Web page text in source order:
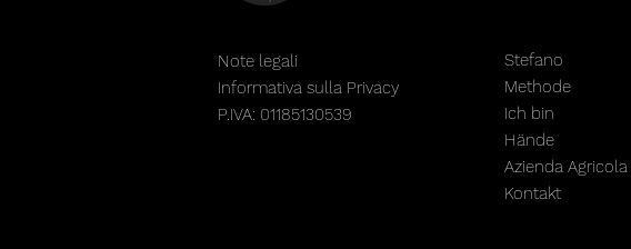
Note legali
Informativa sulla Privacy
P.IVA: 01185130539
Stefano
Methode
Ich bin
Hände
Azienda Agricola
Kontakt